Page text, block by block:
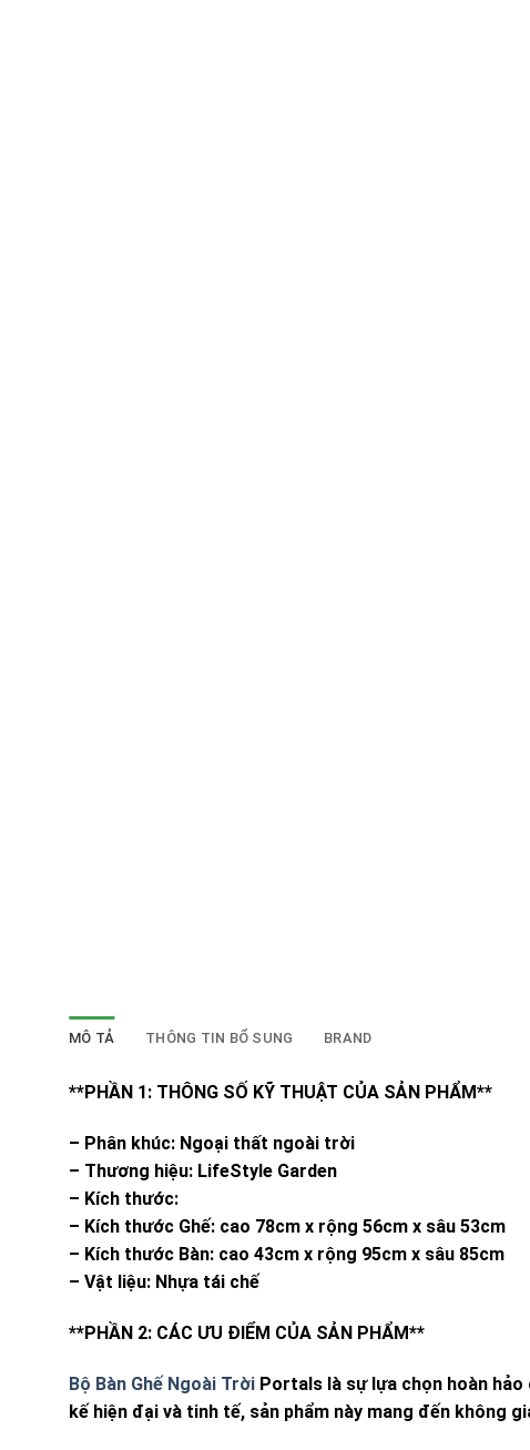
MÔ TẢ THÔNG TIN BỔ SUNG BRAND
**PHẦN 1: THÔNG SỐ KỸ THUẬT CỦA SẢN PHẨM**
– Phân khúc: Ngoại thất ngoài trời
– Thương hiệu: LifeStyle Garden
– Kích thước:
– Kích thước Ghế: cao 78cm x rộng 56cm x sâu 53cm
– Kích thước Bàn: cao 43cm x rộng 95cm x sâu 85cm
– Vật liệu: Nhựa tái chế
**PHẦN 2: CÁC ƯU ĐIỂM CỦA SẢN PHẨM**
Bộ Bàn Ghế Ngoài Trời Portals là sự lựa chọn hoàn
kế hiện đại và tinh tế, sản phẩm này mang đến không